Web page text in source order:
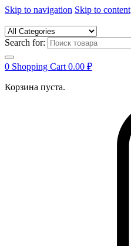
Skip to navigation Skip to content
Search for:
0 Shopping Cart 0.00 ₽
Корзина пуста.